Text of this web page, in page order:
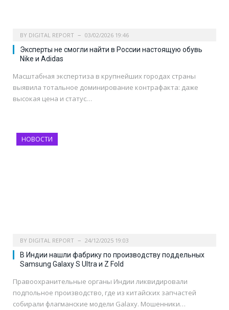
BY DIGITAL REPORT 03/02/2026 19:46
Эксперты не смогли найти в России настоящую обувь
Nike и Adidas
Масштабная экспертиза в крупнейших городах страны
выявила тотальное доминирование контрафакта: даже
высокая цена и статус…
НОВОСТИ
BY DIGITAL REPORT 24/12/2025 19:03
В Индии нашли фабрику по производству поддельных
Samsung Galaxy S Ultra и Z Fold
Правоохранительные органы Индии ликвидировали
подпольное производство, где из китайских запчастей
собирали флагманские модели Galaxy. Мошенники…